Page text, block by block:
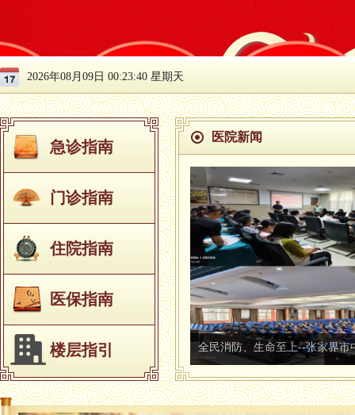
2026年08月09日 00:23:41 星期天
急诊指南
门诊指南
住院指南
医保指南
楼层指引
医院新闻
全民消防、生命至上--张家界市